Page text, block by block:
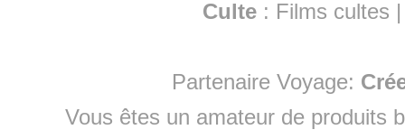
Culte : Films cultes
Partenaire Voyage:
Vous êtes un amateur de produits